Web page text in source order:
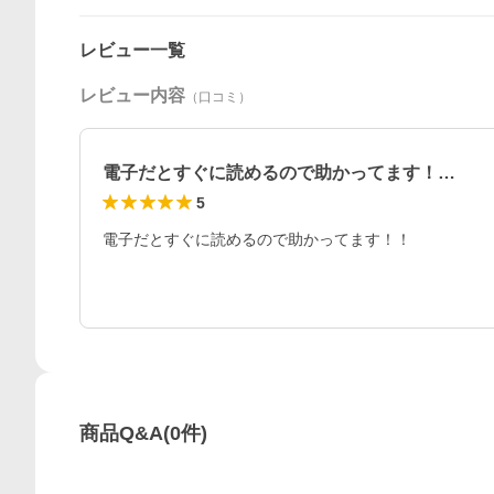
レビュー一覧
レビュー内容 （口コミ）
電子だとすぐに読めるので助かってます！…
5
電子だとすぐに読めるので助かってます！！
商品Q&A(0件)